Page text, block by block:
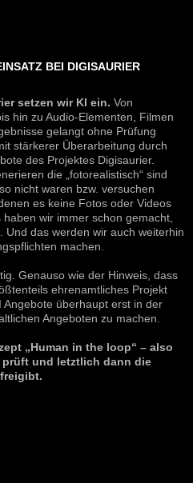
BEI DIGISAURIER
setzen wir KI ein. Von
hin zu Audio-Elementen, Filmen
gelangt ohne Prüfung
stärkerer Überarbeitung durch
des Projektes Digisaurier.
die „fotorealistisch“ sind
nicht waren bzw. versuchen
es keine Fotos oder Videos
wir immer schon gemacht,
Und das werden wir auch weiterhin
machen.
Genauso wie der Hinweis, dass
ehrenamtliches Projekt
überhaupt erst in der
Angeboten zu machen.
„Human in the loop“ – also
und letztlich dann die